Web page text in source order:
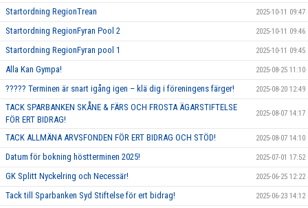
Startordning RegionTrean 2025-10-11 09:47
Startordning RegionFyran Pool 2 2025-10-11 09:46
Startordning RegionFyran pool 1 2025-10-11 09:45
Alla Kan Gympa! 2025-08-25 11:10
????? Terminen är snart igång igen – klä dig i föreningens färger! 2025-08-20 12:49
TACK SPARBANKEN SKÅNE & FÄRS OCH FROSTA ÄGARSTIFTELSE
FÖR ERT BIDRAG!
2025-08-07 14:17
TACK ALLMÄNA ARVSFONDEN FÖR ERT BIDRAG OCH STÖD! 2025-08-07 14:10
Datum för bokning höstterminen 2025! 2025-07-01 17:52
GK Splitt Nyckelring och Necessär! 2025-06-25 12:22
Tack till Sparbanken Syd Stiftelse för ert bidrag! 2025-06-23 14:12